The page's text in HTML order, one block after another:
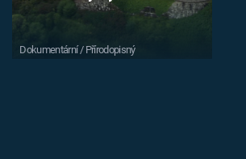
Dokumentární / Přírodopisný